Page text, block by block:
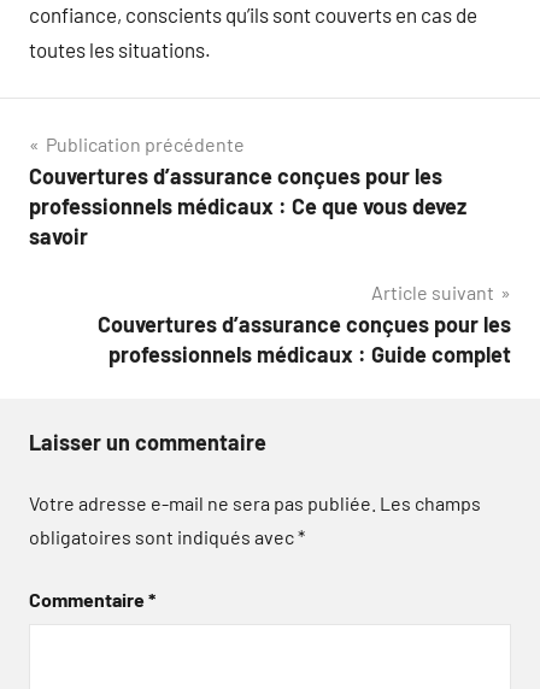
confiance, conscients qu’ils sont couverts en cas de
toutes les situations.
Navigation
de
l’article
Publication précédente
Couvertures d’assurance conçues pour les
professionnels médicaux : Ce que vous devez
savoir
Article suivant
Couvertures d’assurance conçues pour les
professionnels médicaux : Guide complet
Laisser un commentaire
Votre adresse e-mail ne sera pas publiée. Les champs
obligatoires sont indiqués avec*
Commentaire*